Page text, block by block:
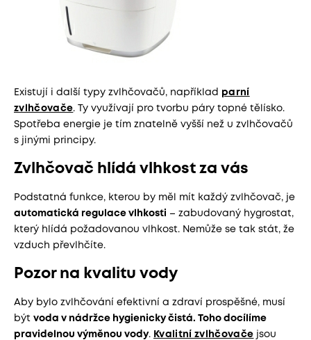
Existují i další typy zvlhčovačů, například parní
zvlhčovače. Ty využívají pro tvorbu páry topné tělísko.
Spotřeba energie je tím znatelně vyšší než u zvlhčovačů
s jinými principy.
Zvlhčovač hlídá vlhkost za vás
Podstatná funkce, kterou by měl mít každý zvlhčovač, je
automatická regulace vlhkosti – zabudovaný hygrostat,
který hlídá požadovanou vlhkost. Nemůže se tak stát, že
vzduch převlhčíte.
Pozor na kvalitu vody
Aby bylo zvlhčování efektivní a zdraví prospěšné, musí
být voda v nádržce hygienicky čistá. Toho docílíme
pravidelnou výměnou vody. Kvalitní zvlhčovače jsou